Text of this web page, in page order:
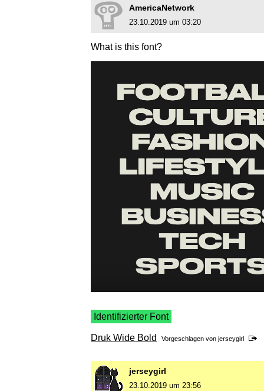
AmericaNetwork
23.10.2019 um 03:20
What is this font?
Identifizierter Font
Druk Wide Bold Vorgeschlagen von jerseygirl
jerseygirl
23.10.2019 um 23:56